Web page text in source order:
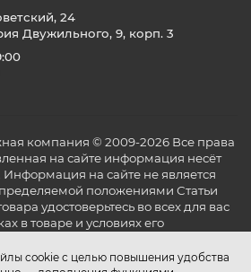
cookie с целью повышения удобства
24
Двужильного, 9, корп. 3
компания © 2009-2026 Все права
на сайте информация несёт
на сайте не является
положениями Статьи
удостоверьтесь во всех для вас
в товаре и условиях его